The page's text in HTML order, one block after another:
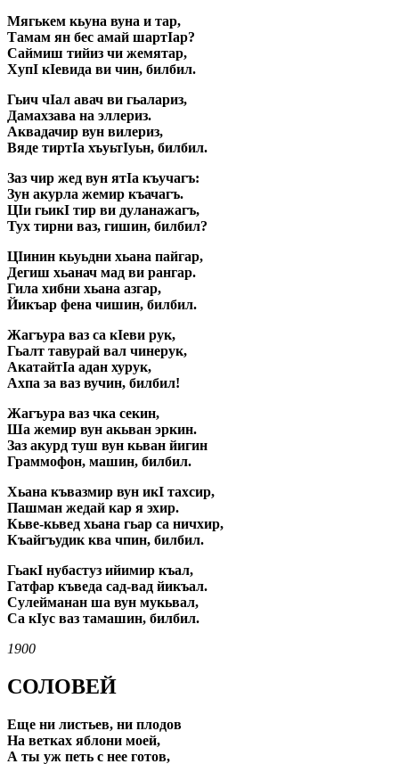
Мягькем кьуна вуна и тар,
Тамам ян бес амай шартIар?
Саймиш тийиз чи жемятар,
XyпI кIевида ви чин, билбил.
Гьич чIал авач ви гьалариз,
Дамахзава на эллериз.
Аквадачир вун вилериз,
Вяде тиртIа хъуьтIуьн, билбил.
Заз чир жед вун ятIа къучагъ:
Зун акурла жемир къачагъ.
ЦIи гьикI тир ви дуланажагъ,
Тух тирни ваз, гишин, билбил?
ЦIинин кьуьдни хьана пайгар,
Дегиш хьанач мад ви рангар.
Гила хибни хьана азгар,
Йикъар фена чишин, билбил.
Жагъура ваз са кIеви рук,
Гьалт тавурай вал чинерук,
АкатайтIа адан хурук,
Ахпа за ваз вучин, билбил!
Жагъура ваз чка секин,
Ша жемир вун акьван эркин.
Заз акурд туш вун кьван йигин
Граммофон, машин, билбил.
Хьана къвазмир вун икI тахсир,
Пашман жедай кар я эхир.
Кьве-кьвед хьана гьар са ничхир,
Къайгъудик ква чпин, билбил.
ГьакI нубастуз ийимир къал,
Гатфар къведа сад-вад йикъал.
Сулейманан ша вун мукьвал,
Са кIус ваз тамашин, билбил.
1900
СОЛОВЕЙ
Еще ни листьев, ни плодов
На ветках яблони моей,
А ты уж петь с нее готов,